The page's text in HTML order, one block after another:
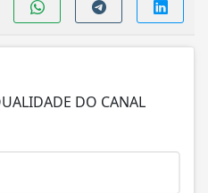
DO CANAL